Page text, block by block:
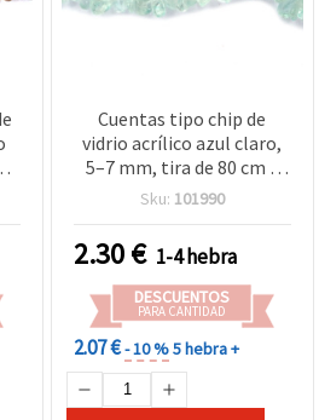
Cuentas tipo chip de
vidrio acrílico azul claro,
5–7 mm, tira de 80 cm –
ideales para bisutería y
Sku: 101990
2.30€ 1-4 hebra
DESCUENTOS
PARA CANTIDAD
2.07 €- 10 %5 hebra +